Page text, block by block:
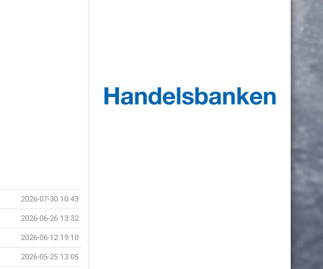
2026-07-30 10:43
2026-06-26 13:32
2026-06-12 19:10
2026-05-25 13:05